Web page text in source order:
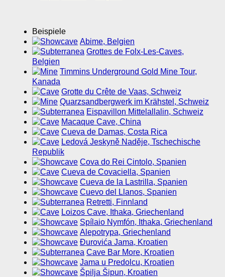
Beispiele
Abime, Belgien
Grottes de Folx-Les-Caves,
Belgien
Timmins Underground Gold Mine Tour,
Kanada
Grotte du Crête de Vaas, Schweiz
Quarzsandbergwerk im Krähstel, Schweiz
Eispavillon Mittelallalin, Schweiz
Macaque Cave, China
Cueva de Damas, Costa Rica
Ledová Jeskyně Naděje, Tschechische
Republik
Cova do Rei Cintolo, Spanien
Cueva de Covaciella, Spanien
Cueva de la Lastrilla, Spanien
Cuevo del Llanos, Spanien
Retretti, Finnland
Loizos Cave, Ithaka, Griechenland
Spílaio Nymfón, Ithaka, Griechenland
Alepotrypa, Griechenland
Ðurovića Jama, Kroatien
Cave Bar More, Kroatien
Jama u Predolcu, Kroatien
Špilja Šipun, Kroatien